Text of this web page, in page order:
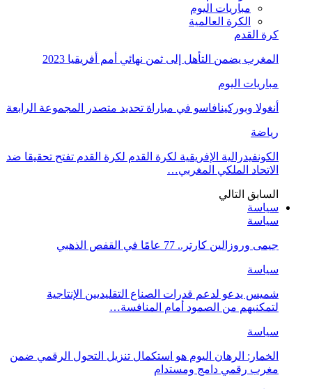
مباريات اليوم
الكرة العالمية
كرة القدم
المغرب يضمن التأهل إلى ثمن نهائي أمم أفريقيا 2023
مباريات اليوم
أنغولا وبوركينافاسو في مباراة تحديد متصدر المجموعة الرابعة
رياضة
الكونفيدرالية الإفريقية لكرة القدم لكرة القدم تفتح تحقيقا ضد
الاتحاد الملكي المغربي…
السابق التالي
سياسة
سياسة
جيمى وروزالين كارتر.. 77 عامًا في القفص الذهبي
سياسة
شميس يدعو لدعم قدرات الصناع التقليديين الإنتاجية
لتمكنيهم من الصمود أمام المنافسة…
سياسة
الخمار: الرهان اليوم هو استكمال تنزيل التحول الرقمي ضمن
مغرب رقمي دامج ومستدام